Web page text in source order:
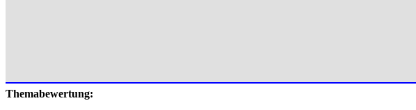
Themabewertung: